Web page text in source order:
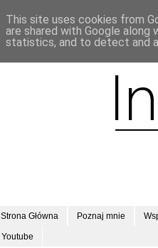
Strona Główna Poznaj mnie
Youtube
This site uses cookies from
are shared with Google
statistics, and to detect and